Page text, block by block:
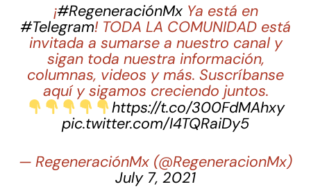
¡#RegeneraciónMxYa está en
#Telegram! TODA LA COMUNIDAD está
invitada a sumarse a nuestro canal y
sigan toda nuestra información,
columnas, videos y más. Suscríbanse
aquí y sigamos creciendo juntos.
https://t.co/300FdMAhxy
pic.twitter.com/I4TQRaiDy5
— RegeneraciónMx (@RegeneracionMx)
July 7, 2021